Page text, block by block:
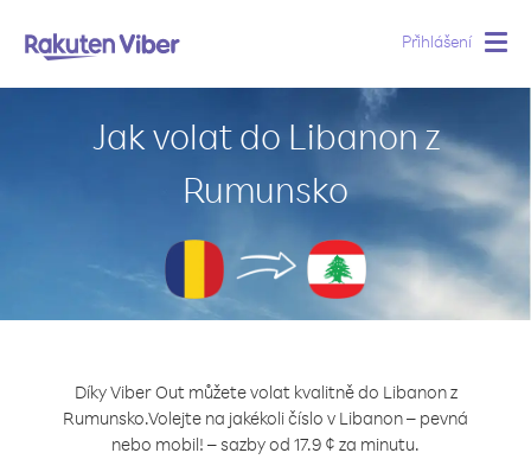
Přihlášení
Jak volat do Libanon z
Rumunsko
Díky Viber Out můžete volat kvalitně do Libanon z
Rumunsko.Volejte na jakékoli číslo v Libanon – pevná
nebo mobil! – sazby od 17.9 ¢ za minutu.